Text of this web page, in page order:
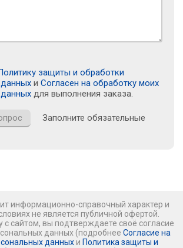
защиты и обработки
и Согласен на обработку моих
для выполнения заказа.
Заполните обязательные
информационно-справочный характер и
не является публичной офертой.
с сайтом, вы подтверждаете своё согласие
данных (подробнее Согласие на
данных и Политика защиты и